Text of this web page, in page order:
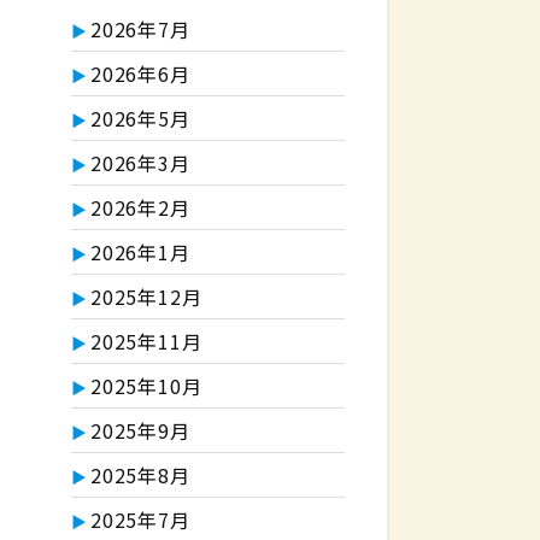
2026年7月
2026年6月
2026年5月
2026年3月
2026年2月
2026年1月
2025年12月
2025年11月
2025年10月
2025年9月
2025年8月
2025年7月